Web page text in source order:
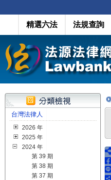
精選六法 法規查詢
台灣法律人
2026 年
2025 年
2024 年
第 39 期
第 38 期
第 37 期